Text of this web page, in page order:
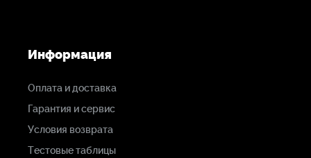
Информация
Оплата и доставка
Гарантия и сервис
Условия возврата
Тестовые таблицы